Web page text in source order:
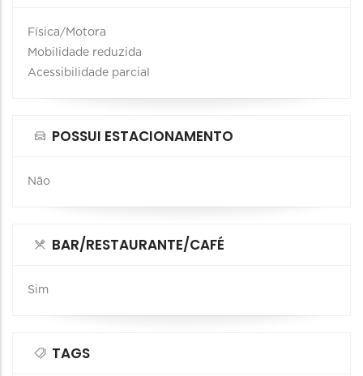
Física/Motora
Mobilidade reduzida
Acessibilidade parcial
POSSUI ESTACIONAMENTO
Não
BAR/RESTAURANTE/CAFÉ
Sim
TAGS